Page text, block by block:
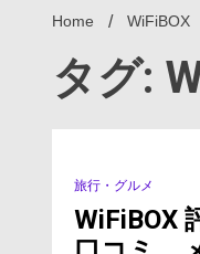
Home WiFiBOX
タグ:
1 Minute
旅行・グルメ
WiFiBOX 評判、良い 口コミ、悪い